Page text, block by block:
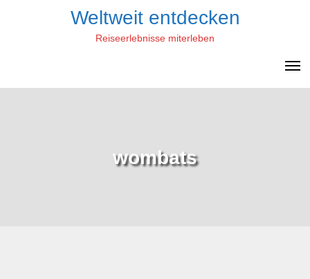
Weltweit entdecken
Reiseerlebnisse miterleben
wombats